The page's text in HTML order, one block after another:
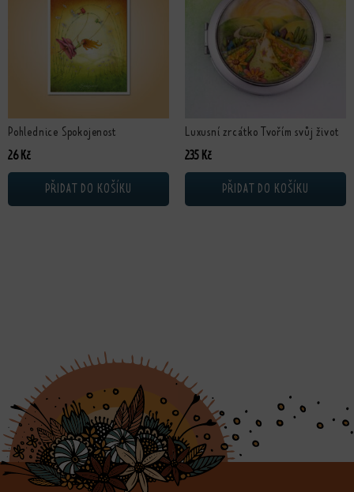
Pohlednice Spokojenost
26 Kč
PŘIDAT DO KOŠÍKU
Luxusní zrcátko Tvořím svůj život
235 Kč
PŘIDAT DO KOŠÍKU